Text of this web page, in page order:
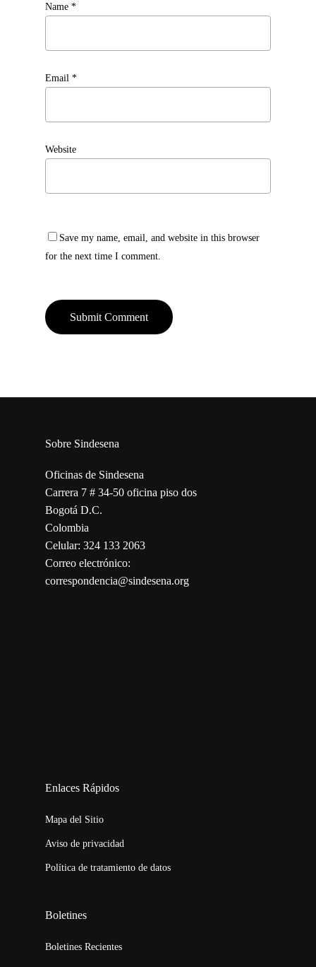
Name *
Email *
Website
Save my name, email, and website in this browser
for the next time I comment.
Sobre Sindesena
Oficinas de Sindesena
Carrera 7 # 34-50 oficina piso dos
Bogotá D.C.
Colombia
Celular: 324 133 2063
Correo electrónico:
correspondencia@sindesena.org
Enlaces Rápidos
Mapa del Sitio
Aviso de privacidad
Política de tratamiento de datos
Boletines
Boletines Recientes